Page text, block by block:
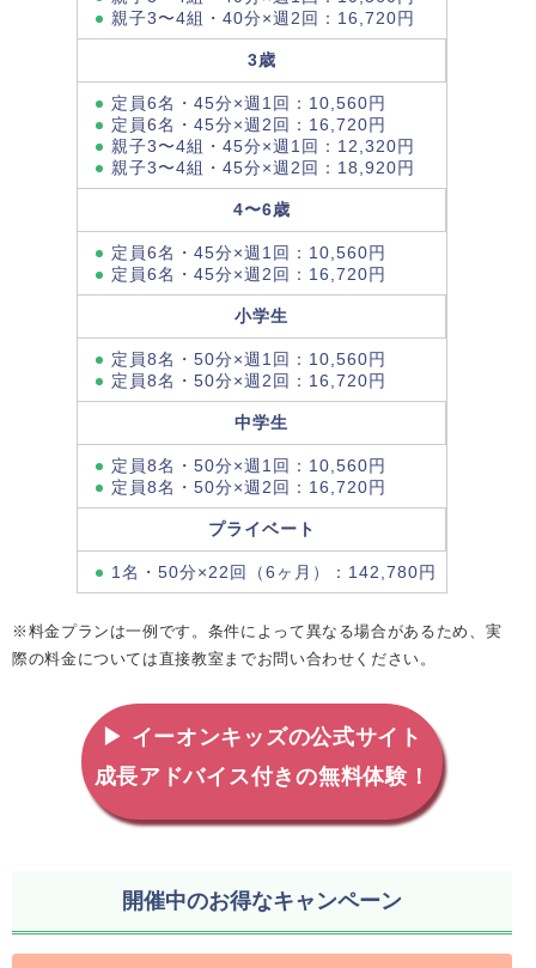
親子3〜4組・40分×週2回：16,720円
3歳
定員6名・45分×週1回：10,560円
定員6名・45分×週2回：16,720円
親子3〜4組・45分×週1回：12,320円
親子3〜4組・45分×週2回：18,920円
4〜6歳
定員6名・45分×週1回：10,560円
定員6名・45分×週2回：16,720円
小学生
定員8名・50分×週1回：10,560円
定員8名・50分×週2回：16,720円
中学生
定員8名・50分×週1回：10,560円
定員8名・50分×週2回：16,720円
プライベート
1名・50分×22回（6ヶ月）：142,780円
※料金プランは一例です。条件によって異なる場合があるため、実
際の料金については直接教室までお問い合わせください。
▶ イーオンキッズの公式サイト
成長アドバイス付きの無料体験！
開催中のお得なキャンペーン